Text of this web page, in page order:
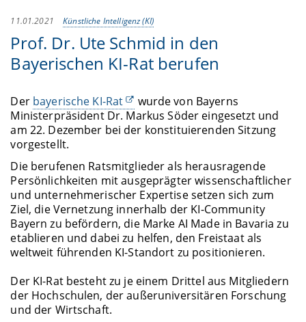
11.01.2021 Künstliche Intelligenz (KI)
Prof. Dr. Ute Schmid in den
Bayerischen KI-Rat berufen
Der bayerische KI-Rat
wurde von Bayerns
Ministerpräsident Dr. Markus Söder eingesetzt und
am 22. Dezember bei der konstituierenden Sitzung
vorgestellt.
Die berufenen Ratsmitglieder als herausragende
Persönlichkeiten mit ausgeprägter wissenschaftlicher
und unternehmerischer Expertise setzen sich zum
Ziel, die Vernetzung innerhalb der KI-Community
Bayern zu befördern, die Marke AI Made in Bavaria zu
etablieren und dabei zu helfen, den Freistaat als
weltweit führenden KI-Standort zu positionieren.
Der KI-Rat besteht zu je einem Drittel aus Mitgliedern
der Hochschulen, der außeruniversitären Forschung
und der Wirtschaft.